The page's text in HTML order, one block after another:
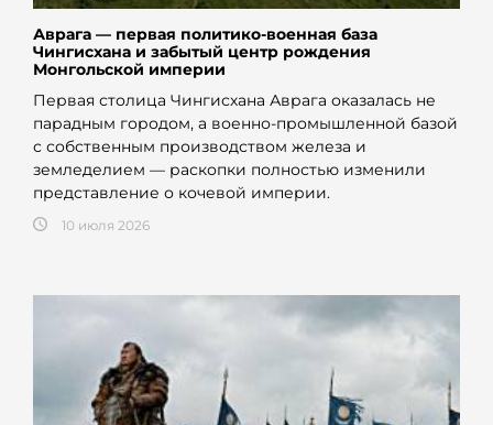
Аврага — первая политико-военная база
Чингисхана и забытый центр рождения
Монгольской империи
Первая столица Чингисхана Аврага оказалась не
парадным городом, а военно-промышленной базой
с собственным производством железа и
земледелием — раскопки полностью изменили
представление о кочевой империи.
10 июля 2026